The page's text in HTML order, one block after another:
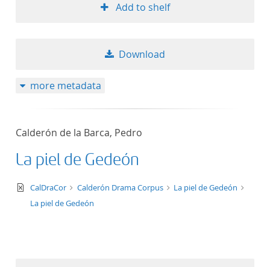
Add to shelf
Download
more metadata
Calderón de la Barca, Pedro
La piel de Gedeón
text/xml
CalDraCor Calderón Drama Corpus
La piel de Gedeón
La piel de Gedeón